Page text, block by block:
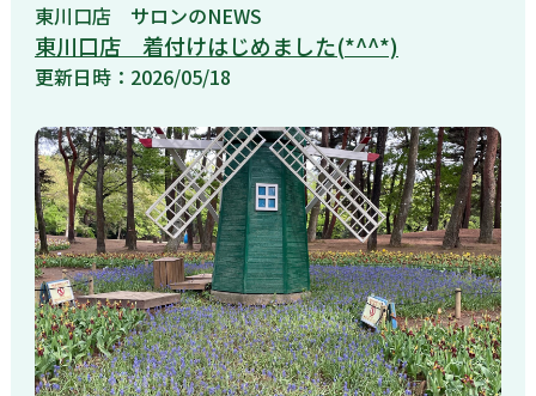
東川口店 サロンのNEWS
東川口店 着付けはじめました(*^^*)
更新日時：2026/05/18